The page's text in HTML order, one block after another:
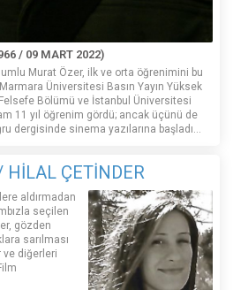
/ 09 MART 2022)
Murat Özer, ilk ve orta öğrenimini bu
Üniversitesi Basın Yayın Yüksek
Bölümü ve İstanbul Üniversitesi
11 yıl öğrenim gördü; ancak üçünü de
dergisinde sinema yazılarına başladı...
ÇETİNDER
aldırmadan
seçilen
gözden
sarılması
ve diğerleri